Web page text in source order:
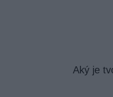
Aký je